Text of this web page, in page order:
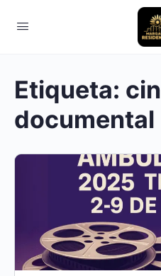
Etiqueta:
documental